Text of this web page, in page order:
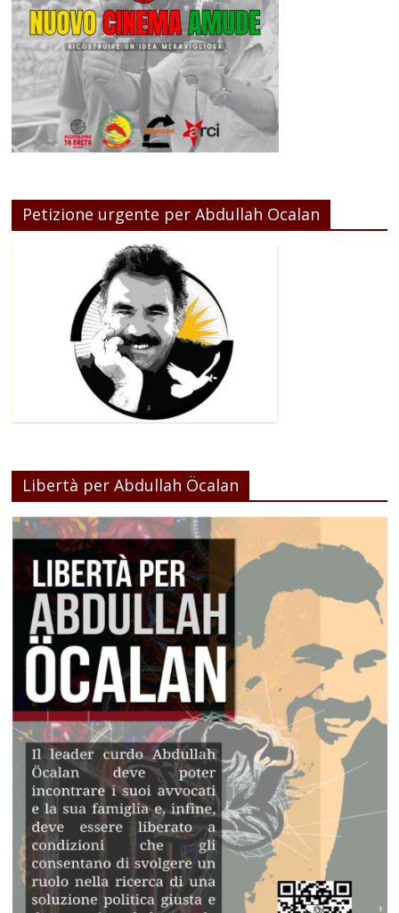
Petizione urgente per Abdullah Ocalan
Libertà per Abdullah Öcalan